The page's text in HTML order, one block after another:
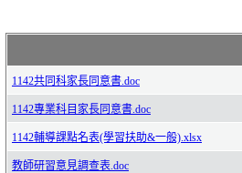
1142共同科家長同意書.doc
1142專業科目家長同意書.doc
1142輔導課點名表(學習扶助&一般).xlsx
教師研習意見調查表.doc